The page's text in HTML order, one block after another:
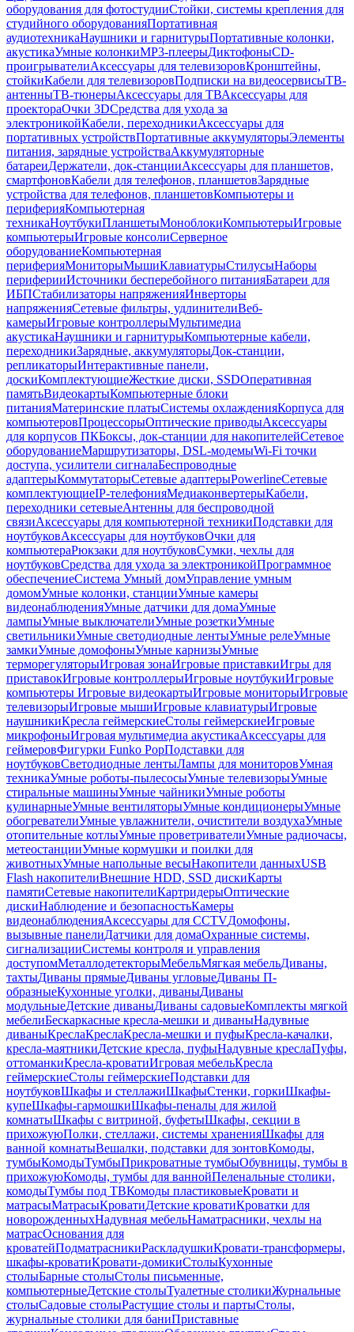
оборудования для фотостудииСтойки, системы крепления для
студийного оборудованияПортативная
аудиотехникаНаушники и гарнитурыПортативные колонки,
акустикаУмные колонкиMP3-плеерыДиктофоныCD-
проигрывателиАксессуары для телевизоровКронштейны,
стойкиКабели для телевизоровПодписки на видеосервисыТВ-
антенныТВ-тюнерыАксессуары для ТВАксессуары для
проектораОчки 3DСредства для ухода за
электроникойКабели, переходникиАксессуары для
портативных устройствПортативные аккумуляторыЭлементы
питания, зарядные устройстваАккумуляторные
батареиДержатели, док-станцииАксессуары для планшетов,
смартфоновКабели для телефонов, планшетовЗарядные
устройства для телефонов, планшетовКомпьютеры и
периферияКомпьютерная
техникаНоутбукиПланшетыМоноблокиКомпьютерыИгровые
компьютерыИгровые консолиСерверное
оборудованиеКомпьютерная
периферияМониторыМышиКлавиатурыСтилусыНаборы
периферииИсточники бесперебойного питанияБатареи для
ИБПСтабилизаторы напряженияИнверторы
напряженияСетевые фильтры, удлинителиВеб-
камерыИгровые контроллерыМультимедиа
акустикаНаушники и гарнитурыКомпьютерные кабели,
переходникиЗарядные, аккумуляторыДок-станции,
репликаторыИнтерактивные панели,
доскиКомплектующиеЖесткие диски, SSDОперативная
памятьВидеокартыКомпьютерные блоки
питанияМатеринские платыСистемы охлажденияКорпуса для
компьютеровПроцессорыОптические приводыАксессуары
для корпусов ПКБоксы, док-станции для накопителейСетевое
оборудованиеМаршрутизаторы, DSL-модемыWi-Fi точки
доступа, усилители сигналаБеспроводные
адаптерыКоммутаторыСетевые адаптерыPowerlineСетевые
комплектующиеIP-телефонияМедиаконвертерыКабели,
переходники сетевыеАнтенны для беспроводной
связиАксессуары для компьютерной техникиПодставки для
ноутбуковАксессуары для ноутбуковОчки для
компьютераРюкзаки для ноутбуковСумки, чехлы для
ноутбуковСредства для ухода за электроникойПрограммное
обеспечениеСистема Умный домУправление умным
домомУмные колонки, станцииУмные камеры
видеонаблюденияУмные датчики для домаУмные
лампыУмные выключателиУмные розеткиУмные
светильникиУмные светодиодные лентыУмные релеУмные
замкиУмные домофоныУмные карнизыУмные
терморегуляторыИгровая зонаИгровые приставкиИгры для
приставокИгровые контроллерыИгровые ноутбукиИгровые
компьютеры Игровые видеокартыИгровые мониторыИгровые
телевизорыИгровые мышиИгровые клавиатурыИгровые
наушникиКресла геймерскиеСтолы геймерскиеИгровые
микрофоныИгровая мультимедиа акустикаАксессуары для
геймеровФигурки Funko PopПодставки для
ноутбуковСветодиодные лентыЛампы для мониторовУмная
техникаУмные роботы-пылесосыУмные телевизорыУмные
стиральные машиныУмные чайникиУмные роботы
кулинарныеУмные вентиляторыУмные кондиционерыУмные
обогревателиУмные увлажнители, очистители воздухаУмные
отопительные котлыУмные проветривателиУмные радиочасы,
метеостанцииУмные кормушки и поилки для
животныхУмные напольные весыНакопители данныхUSB
Flash накопителиВнешние HDD, SSD дискиКарты
памятиСетевые накопителиКартридерыОптические
дискиНаблюдение и безопасностьКамеры
видеонаблюденияАксессуары для CCTVДомофоны,
вызывные панелиДатчики для домаОхранные системы,
сигнализацииСистемы контроля и управления
доступомМеталлодетекторыМебельМягкая мебельДиваны,
тахтыДиваны прямыеДиваны угловыеДиваны П-
образныеКухонные уголки, диваныДиваны
модульныеДетские диваныДиваны садовыеКомплекты мягкой
мебелиБескаркасные кресла-мешки и диваныНадувные
диваныКреслаКреслаКресла-мешки и пуфыКресла-качалки,
кресла-маятникиДетские кресла, пуфыНадувные креслаПуфы,
оттоманкиКресла-кроватиИгровая мебельКресла
геймерскиеСтолы геймерскиеПодставки для
ноутбуковШкафы и стеллажиШкафыСтенки, горкиШкафы-
купеШкафы-гармошкиШкафы-пеналы для жилой
комнатыШкафы с витриной, буфетыШкафы, секции в
прихожуюПолки, стеллажи, системы храненияШкафы для
ванной комнатыВешалки, подставки для зонтовКомоды,
тумбыКомодыТумбыПрикроватные тумбыОбувницы, тумбы в
прихожуюКомоды, тумбы для ваннойПеленальные столики,
комодыТумбы под ТВКомоды пластиковыеКровати и
матрасыМатрасыКроватиДетские кроватиКроватки для
новорожденныхНадувная мебельНаматрасники, чехлы на
матрасОснования для
кроватейПодматрасникиРаскладушкиКровати-трансформеры,
шкафы-кроватиКровати-домикиСтолыКухонные
столыБарные столыСтолы письменные,
компьютерныеДетские столыТуалетные столикиЖурнальные
столыСадовые столыРастущие столы и партыСтолы,
журнальные столики для баниПриставные